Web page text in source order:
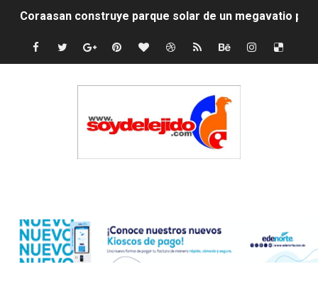
Irán apuesta por resistencia en disputa con Estados
Dominicana demanda Yankees por 10 millones de
Un derrumbe en el centro de Cuba deja dos personas
Condenan a dos 'streamers' franceses por torturar
Tasa del dólar jueves 06 de agosto de 2026